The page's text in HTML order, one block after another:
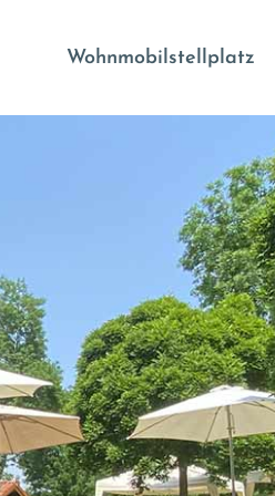
Wohnmobilstellplatz